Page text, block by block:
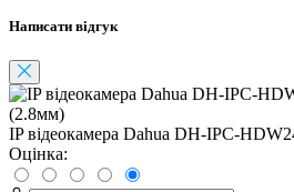
Написати відгук
IP відеокамера Dahua DH-IPC-
Оцінка: